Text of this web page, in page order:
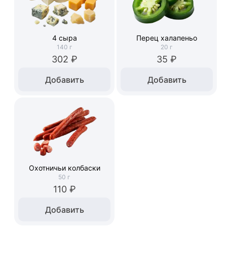
4 сыра
140 г
302 ₽
Добавить
Перец халапеньо
20 г
35 ₽
Добавить
Охотничьи колбаски
50 г
110 ₽
Добавить